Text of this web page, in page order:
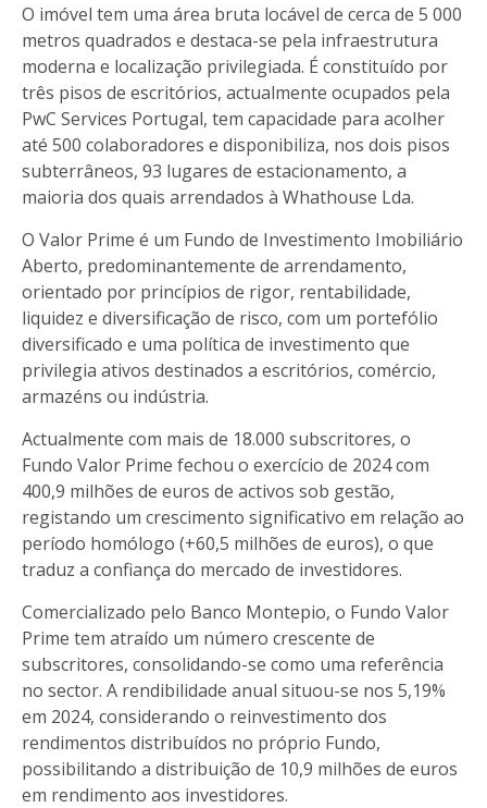
O imóvel tem uma área bruta locável de cerca de 5 000
metros quadrados e destaca-se pela infraestrutura
moderna e localização privilegiada. É constituído por
três pisos de escritórios, actualmente ocupados pela
PwC Services Portugal, tem capacidade para acolher
até 500 colaboradores e disponibiliza, nos dois pisos
subterrâneos, 93 lugares de estacionamento, a
maioria dos quais arrendados à Whathouse Lda.
O Valor Prime é um Fundo de Investimento Imobiliário
Aberto, predominantemente de arrendamento,
orientado por princípios de rigor, rentabilidade,
liquidez e diversificação de risco, com um portefólio
diversificado e uma política de investimento que
privilegia ativos destinados a escritórios, comércio,
armazéns ou indústria.
Actualmente com mais de 18.000 subscritores, o
Fundo Valor Prime fechou o exercício de 2024 com
400,9 milhões de euros de activos sob gestão,
registando um crescimento significativo em relação ao
período homólogo (+60,5 milhões de euros), o que
traduz a confiança do mercado de investidores.
Comercializado pelo Banco Montepio, o Fundo Valor
Prime tem atraído um número crescente de
subscritores, consolidando-se como uma referência
no sector. A rendibilidade anual situou-se nos 5,19%
em 2024, considerando o reinvestimento dos
rendimentos distribuídos no próprio Fundo,
possibilitando a distribuição de 10,9 milhões de euros
em rendimento aos investidores.